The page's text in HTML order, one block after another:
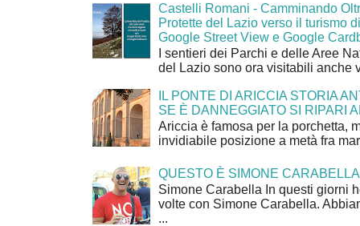
Castelli Romani - Camminando
Protette del Lazio verso il turismo
Google Street View e Google
I sentieri dei Parchi e delle Aree
del Lazio sono ora visitabili anche
IL PONTE DI ARICCIA STORIA
SE È DANNEGGIATO SI RIPARI
Ariccia è famosa per la porchetta,
invidiabile posizione a metà fra
QUESTO È SIMONE CARABELLA
Simone Carabella In questi giorni
volte con Simone Carabella.
...